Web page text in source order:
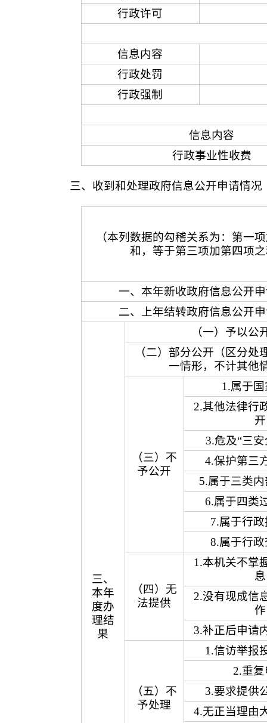
行政许可
信息内容
行政处罚
行政强制
信息内容
行政事业性收费
三、收到和处理政府信息公开申请情况
（本列数据的勾稽关系为：第一
和，等于第三项加第四项
一、本年新收政府信息公开
二、上年结转政府信息公开
三、
本年
度办
理结
果
（一）予以公
（二）部分公开（区分处
一情形，不计其他
（三）不
予公开
1.属于
2.其他法律行
开
3.危及“三
4.保护第三
5.属于三类
6.属于四类
7.属于行
8.属于行
（四）无
法提供
1.本机关不掌
息
2.没有现成信
作
3.补正后申请
（五）不
予处理
1.信访举报
2.重
3.要求提供
4.无正当理由